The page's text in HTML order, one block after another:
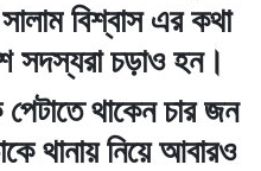
বিশ্বাস এর কথা
সদস্যরা চড়াও হন।
থাকেন চার জন
থানায় নিয়ে আবারও